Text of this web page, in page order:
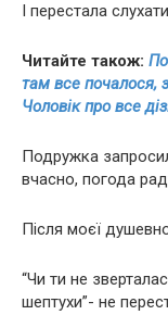
І перестала
Читайте також:
там все почалося,
Чоловік про все
Подружка
вчасно, погода
Після моєї
“Чи ти не
шептухи”- не